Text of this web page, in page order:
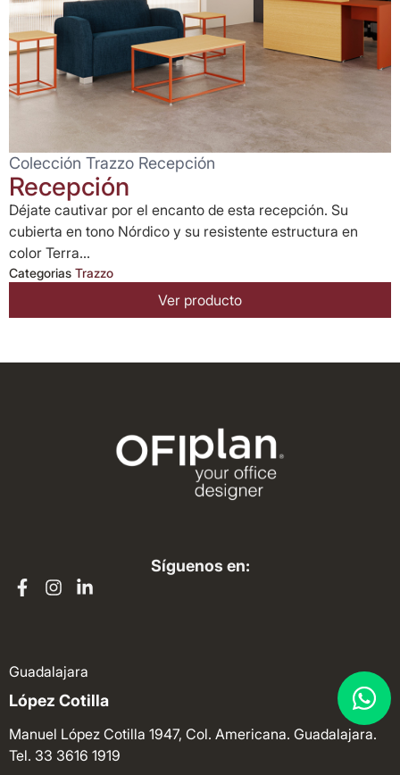
Colección Trazzo Recepción
Recepción
Déjate cautivar por el encanto de esta recepción. Su
cubierta en tono Nórdico y su resistente estructura en
color Terra...
Categorias Trazzo
Ver producto
Síguenos en:
Guadalajara
López Cotilla
Manuel López Cotilla 1947, Col. Americana. Guadalajara.
Tel. 33 3616 1919